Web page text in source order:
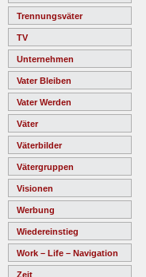
Trennungsväter
TV
Unternehmen
Vater Bleiben
Vater Werden
Väter
Väterbilder
Vätergruppen
Visionen
Werbung
Wiedereinstieg
Work – Life – Navigation
Zeit